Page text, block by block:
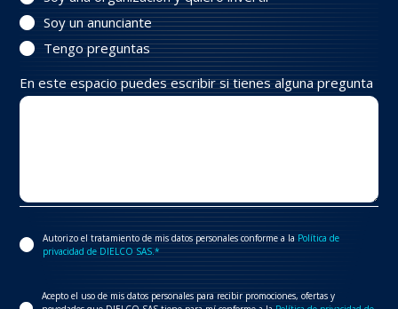
Soy un anunciante
Tengo preguntas
En este espacio puedes escribir si tienes alguna pregunta
Autorizo el tratamiento de mis datos personales conforme a la Política de
privacidad de DIELCO SAS.*
Acepto el uso de mis datos personales para recibir promociones, ofertas y